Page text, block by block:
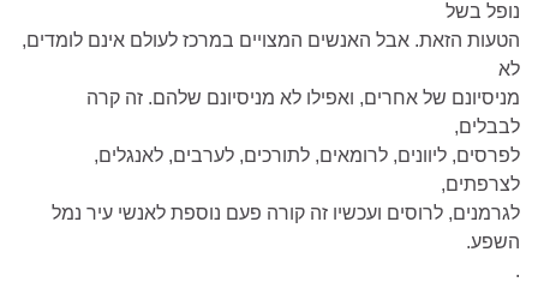
נופל בשל
הטעות הזאת. אבל האנשים המצויים במרכז לעולם אינם לומדים,
לא
מניסיונם של אחרים, ואפילו לא מניסיונם שלהם. זה קרה
לבבלים,
לפרסים, ליוונים, לרומאים, לתורכים, לערבים, לאנגלים,
לצרפתים,
לגרמנים, לרוסים ועכשיו זה קורה פעם נוספת לאנשי עיר נמל
השפע.
.